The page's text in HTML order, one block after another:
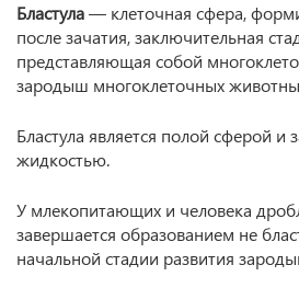
Бластула— клеточная сфера,
после зачатия, заключительная
представляющая собой
зародыш многоклеточных
Бластула является полой сферой и
жидкостью.
У млекопитающих и человека
завершается образованием не
начальной стадии развития